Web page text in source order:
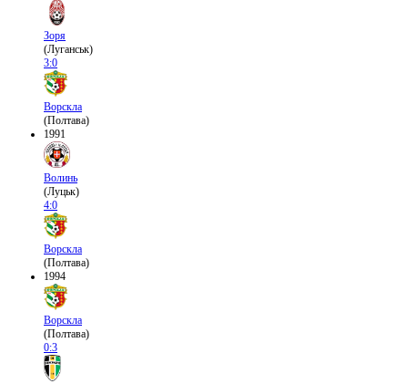
Зоря
(Луганськ)
3:0
Ворскла
(Полтава)
1991
Волинь
(Луцьк)
4:0
Ворскла
(Полтава)
1994
Ворскла
(Полтава)
0:3